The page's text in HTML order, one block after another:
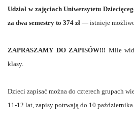
Udział w zajęciach Uniwersytetu
za dwa semestry to 374 zł — istnieje
ZAPRASZAMY DO ZAPISÓW!!! Mile
klasy.
Dzieci zapisać można do czterech grupach
11-12 lat, zapisy potrwają do 10 października.